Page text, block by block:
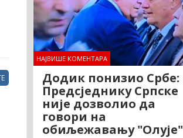
НАЈВИШЕ КОМЕНТАРА
Додик понизио Србе:
Предсједнику Српске
није дозволио да
говори на
обиљежавању "Олује"